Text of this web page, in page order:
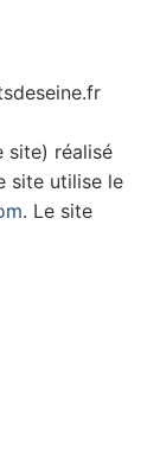
site) réalisé
site utilise le
. Le site